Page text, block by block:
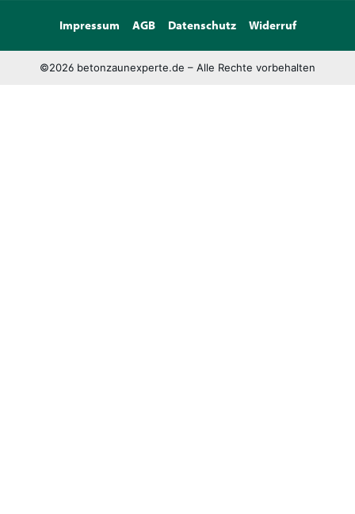
Impressum AGB Datenschutz Widerruf
©2026 betonzaunexperte.de – Alle Rechte vorbehalten